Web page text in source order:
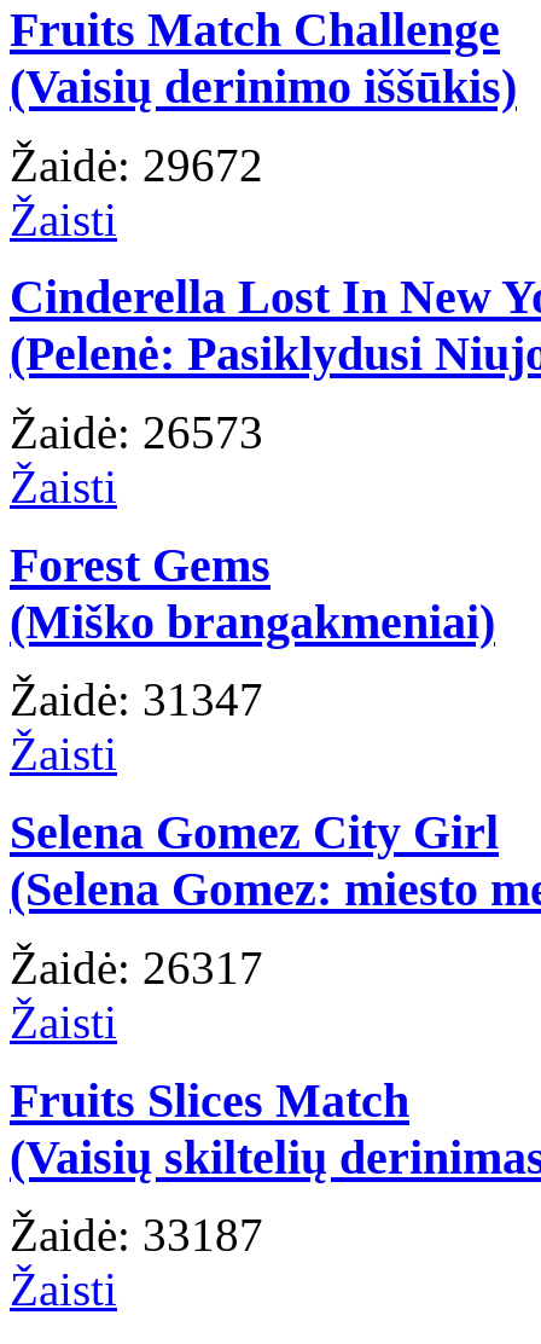
Fruits Match Challenge
(Vaisių derinimo iššūkis)
Žaidė: 29672
Žaisti
Cinderella Lost In New
(Pelenė: Pasiklydusi
Žaidė: 26573
Žaisti
Forest Gems
(Miško brangakmeniai)
Žaidė: 31347
Žaisti
Selena Gomez City Girl
(Selena Gomez: miesto
Žaidė: 26317
Žaisti
Fruits Slices Match
(Vaisių skiltelių
Žaidė: 33187
Žaisti